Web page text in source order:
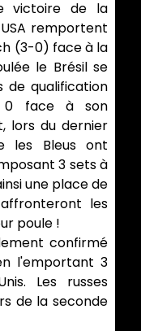
victoire de la
remportent
(3-0) face à la
le Brésil se
de qualification
0 face à son
lors du dernier
les Bleus ont
3 sets à
une place de
les
poule !
confirmé
l'emportant 3
Les russes
de la seconde